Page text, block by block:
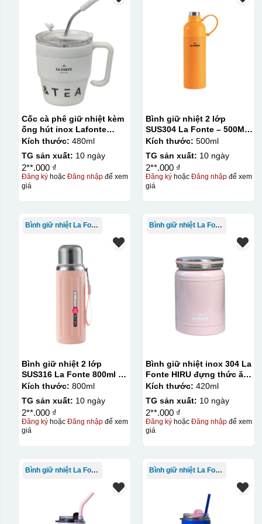
(squeegee) để in lên bề mặt sản phẩm như ly, cốc, bút,
phép in được nhiều màu sắc khác nhau, độ bền cao, có
lớn, tuy nhiên đòi hỏi quy trình chuẩn bị kỹ lưỡng và chi
Kiểu hộp:
Hộp định hình
Hộp xi ấm chén
Cốc cà phê giữ nhiệt kèm
ống hút inox Lafonte
480ML – 012782
Kích thước: 480ml
TG sản xuất: 10 ngày
2**.000 ₫
Đăng kýhoặc Đăng nhậpđể xem
giá
Bình giữ nhiệt 2 lớp
SUS304 La Fonte – 500ML
– 012737
Kích thước: 500ml
TG sản xuất: 10 ngày
2**.000 ₫
Đăng ký hoặcĐăng nhập để xem
giá
Bình giữ nhiệt La Fonte
Bình giữ nhiệt 2 lớp
SUS316 La Fonte 800ml –
012720
Kích thước: 800ml
TG sản xuất: 10 ngày
2**.000 ₫
Đăng kýhoặc Đăng nhậpđể xem
giá
Bình giữ nhiệt La Fonte
Bình giữ nhiệt inox 304 La
Fonte HIRU đựng thức ăn
420 ml – 012348
Kích thước: 420ml
TG sản xuất: 10 ngày
2**.000 ₫
Đăng ký hoặcĐăng nhập để xem
giá
Bình giữ nhiệt La Fonte Bình giữ nhiệt La Fonte